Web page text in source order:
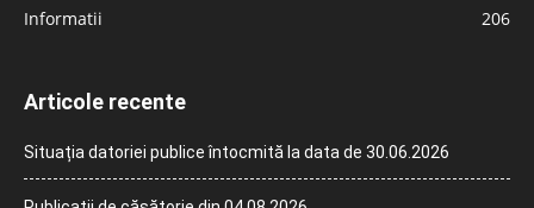
Informatii
206
Articole recente
Situația datoriei publice întocmită la data de 30.06.2026